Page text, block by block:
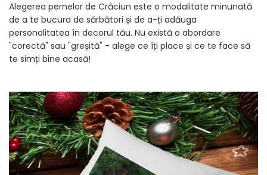
Alegerea pernelor de Crăciun este o modalitate minunată
de a te bucura de sărbători și de a-ți adăuga
personalitatea în decorul tău. Nu există o abordare
"corectă" sau "greșită" - alege ce îți place și ce te face să
te simți bine acasă!